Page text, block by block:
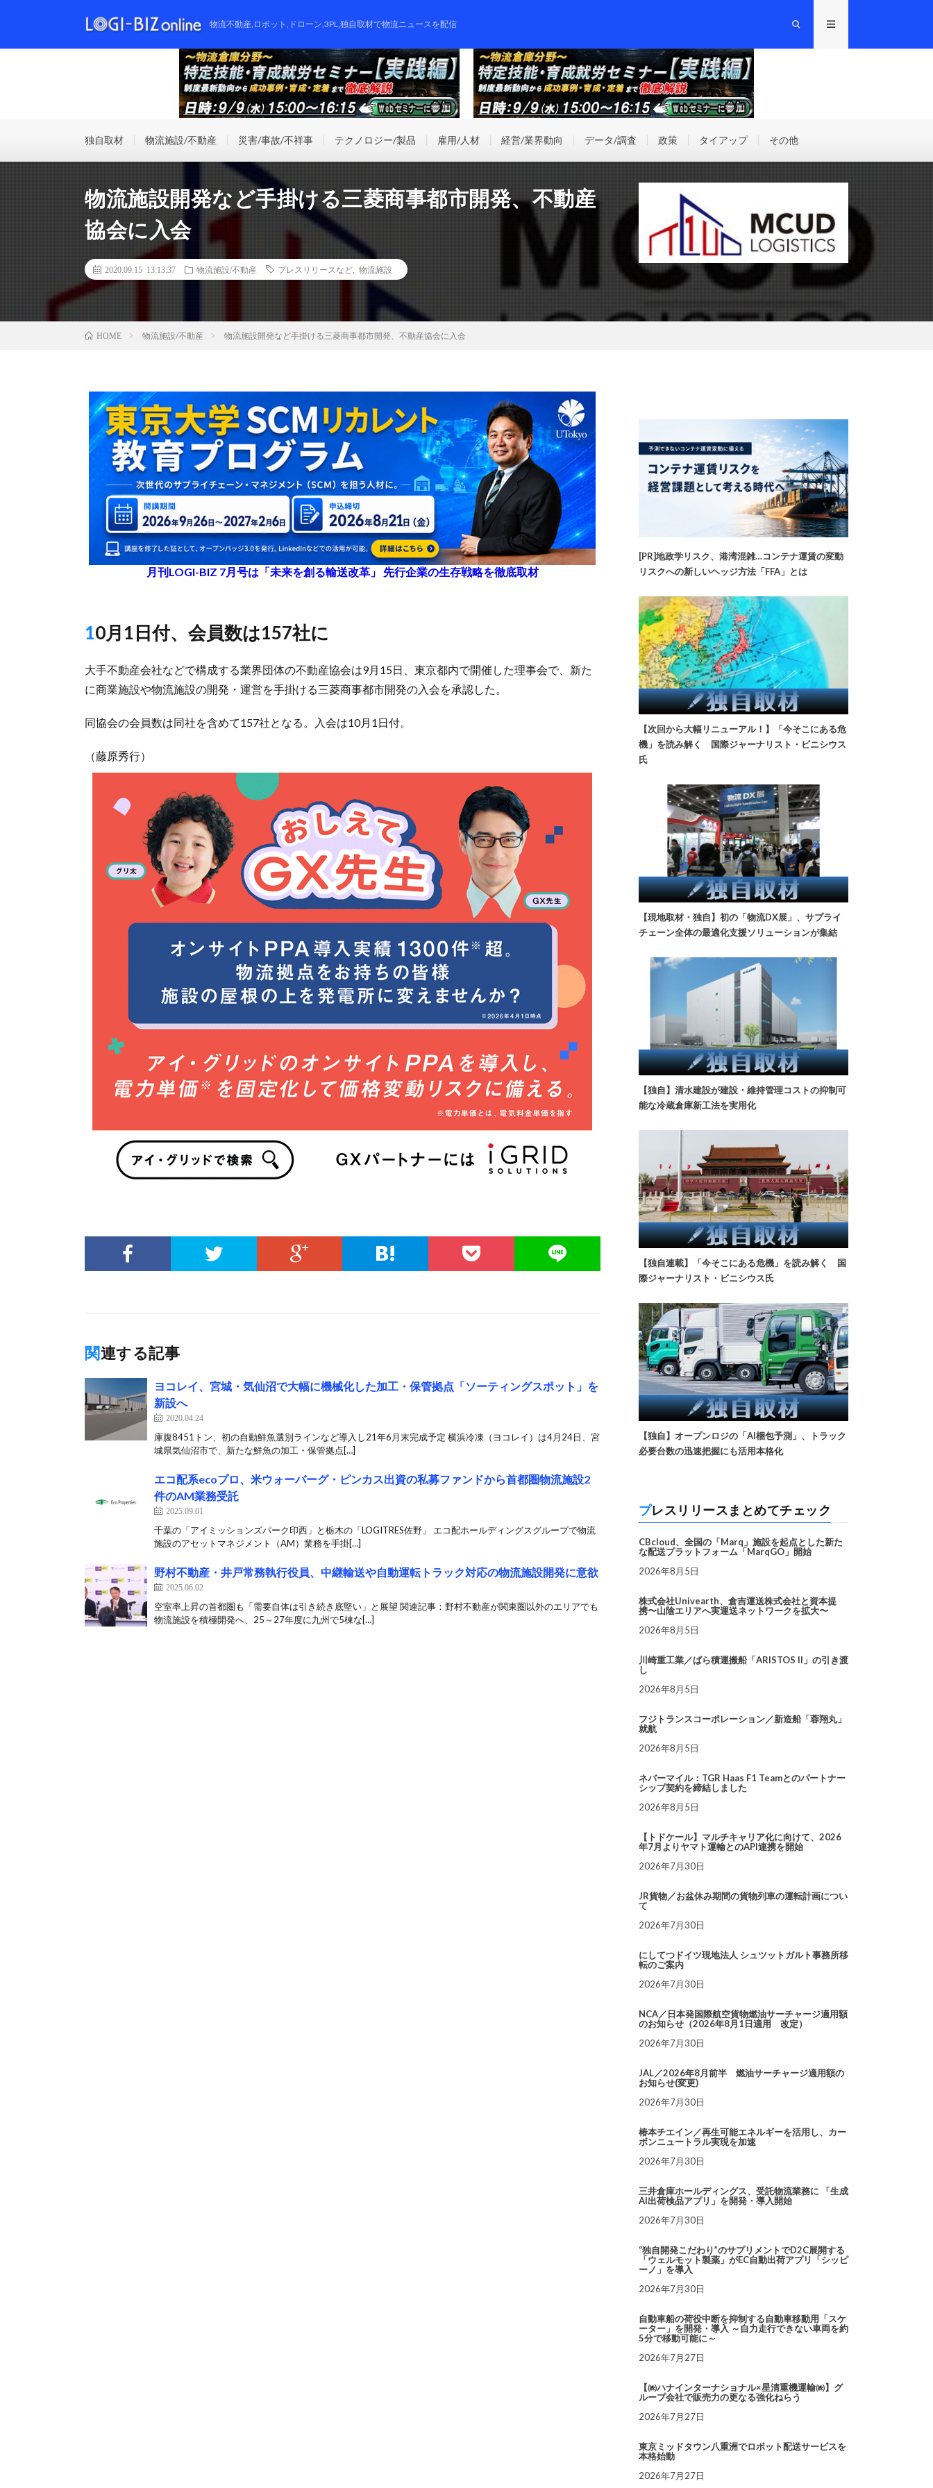
物流不動産,ロボット,ドローン,3PL,独自取材で物流ニュースを配信
独自取材 物流施設/不動産 災害/事故/不祥事 テクノロジー/製品 雇用/人材 経営/業界動向 データ/調査 政策 タイアップ その他
物流施設開発など手掛ける三菱商事都市開発、不動産
協会に入会
2020.09.15 13:13:37 物流施設/不動産 プレスリリースなど 物流施設
HOME 物流施設/不動産 物流施設開発など手掛ける三菱商事都市開発、不動産協会に入会
月刊LOGI-BIZ 7月号は「未来を創る輸送改革」 先行企業の生存戦略を徹底取材
10月1日付、会員数は157社に
大手不動産会社などで構成する業界団体の不動産協会は9月15日、東京都内で開催した理事会で、新た
に商業施設や物流施設の開発・運営を手掛ける三菱商事都市開発の入会を承認した。
同協会の会員数は同社を含めて157社となる。入会は10月1日付。
（藤原秀行）
関連する記事
ヨコレイ、宮城・気仙沼で大幅に機械化した加工・保管拠点「ソーティングスポット」を
新設へ
2020.04.24
庫腹8451トン、初の自動鮮魚選別ラインなど導入し21年6月末完成予定 横浜冷凍（ヨコレイ）は4月24日、宮
城県気仙沼市で、新たな鮮魚の加工・保管拠点[…]
エコ配系ecoプロ、米ウォーバーグ・ピンカス出資の私募ファンドから首都圏物流施設2
件のAM業務受託
2025.09.01
千葉の「アイミッションズパーク印西」と栃木の「LOGITRES佐野」 エコ配ホールディングスグループで物流
施設のアセットマネジメント（AM）業務を手掛[…]
野村不動産・井戸常務執行役員、中継輸送や自動運転トラック対応の物流施設開発に意欲
2025.06.02
空室率上昇の首都圏も「需要自体は引き続き底堅い」と展望 関連記事：野村不動産が関東圏以外のエリアでも
物流施設を積極開発へ、25～27年度に九州で5棟な[…]
[PR]地政学リスク、港湾混雑…コンテナ運賃の変動
リスクへの新しいヘッジ方法「FFA」とは
【次回から大幅リニューアル！】「今そこにある危
機」を読み解く 国際ジャーナリスト・ビニシウス
氏
【現地取材・独自】初の「物流DX展」、サプライ
チェーン全体の最適化支援ソリューションが集結
【独自】清水建設が建設・維持管理コストの抑制可
能な冷蔵倉庫新工法を実用化
【独自連載】「今そこにある危機」を読み解く 国
際ジャーナリスト・ビニシウス氏
【独自】オープンロジの「AI梱包予測」、トラック
必要台数の迅速把握にも活用本格化
プレスリリースまとめてチェック
CBcloud、全国の「Marq」施設を起点とした新た
な配送プラットフォーム「MarqGO」開始
2026年8月5日
株式会社Univearth、倉吉運送株式会社と資本提
携〜山陰エリアへ実運送ネットワークを拡大〜
2026年8月5日
川崎重工業／ばら積運搬船「ARISTOS II」の引き渡
し
2026年8月5日
フジトランスコーポレーション／新造船「蓉翔丸」
就航
2026年8月5日
ネバーマイル：TGR Haas F1 Teamとのパートナー
シップ契約を締結しました
2026年8月5日
【トドケール】マルチキャリア化に向けて、2026
年7月よりヤマト運輸とのAPI連携を開始
2026年7月30日
JR貨物／お盆休み期間の貨物列車の運転計画につい
て
2026年7月30日
にしてつドイツ現地法人 シュツットガルト事務所移
転のご案内
2026年7月30日
NCA／日本発国際航空貨物燃油サーチャージ適用額
のお知らせ（2026年8月1日適用 改定）
2026年7月30日
JAL／2026年8月前半 燃油サーチャージ適用額の
お知らせ(変更)
2026年7月30日
椿本チエイン／再生可能エネルギーを活用し、カー
ボンニュートラル実現を加速
2026年7月30日
三井倉庫ホールディングス、受託物流業務に 「生成
AI出荷検品アプリ」を開発・導入開始
2026年7月30日
“独自開発こだわり”のサプリメントでD2C展開する
「ウェルモット製薬」がEC自動出荷アプリ「シッピ
ーノ」を導入
2026年7月30日
自動車船の荷役中断を抑制する自動車移動用「スケ
ーター」を開発・導入 ～自力走行できない車両を約
5分で移動可能に～
2026年7月27日
【㈱ハナインターナショナル×星清重機運輸㈱】グ
ループ会社で販売力の更なる強化ねらう
2026年7月27日
東京ミッドタウン八重洲でロボット配送サービスを
本格始動
2026年7月27日